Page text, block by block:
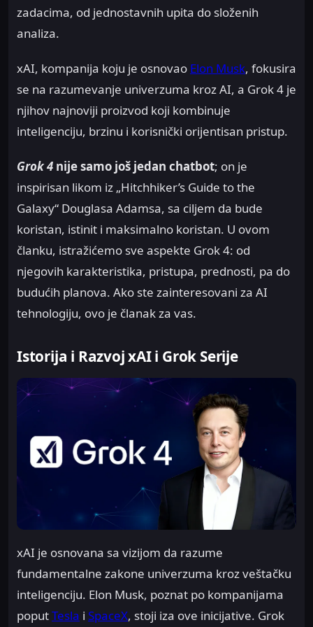
zadacima, od jednostavnih upita do složenih
analiza.
xAI, kompanija koju je osnovao Elon Musk, fokusira
se na razumevanje univerzuma kroz AI, a Grok 4 je
njihov najnoviji proizvod koji kombinuje
inteligenciju, brzinu i korisnički orijentisan pristup.
Grok 4 nije samo još jedan chatbot; on je
inspirisan likom iz „Hitchhiker’s Guide to the
Galaxy“ Douglasa Adamsa, sa ciljem da bude
koristan, istinit i maksimalno koristan. U ovom
članku, istražićemo sve aspekte Grok 4: od
njegovih karakteristika, pristupa, prednosti, pa do
budućih planova. Ako ste zainteresovani za AI
tehnologiju, ovo je članak za vas.
Istorija i Razvoj xAI i Grok Serije
xAI je osnovana sa vizijom da razume
fundamentalne zakone univerzuma kroz veštačku
inteligenciju. Elon Musk, poznat po kompanijama
poputTesla i SpaceX, stoji iza ove inicijative. Grok